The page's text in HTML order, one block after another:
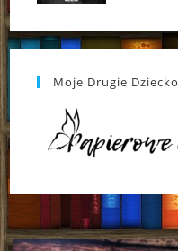
Moje Drugie Dziecko